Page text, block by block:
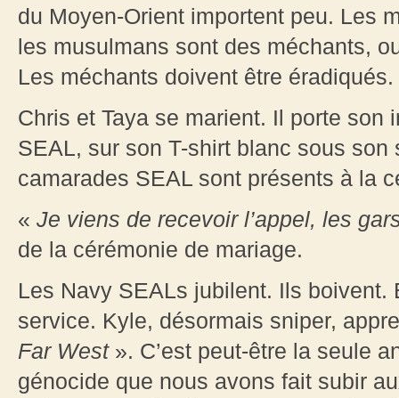
du Moyen-Orient importent peu. Les
les musulmans sont des méchants,
Les méchants doivent être éradiqués.
Chris et Taya se marient. Il porte son
SEAL, sur son T-shirt blanc sous
camarades SEAL sont présents à la
« Je viens de recevoir l’appel, les
de la cérémonie de mariage.
Les Navy SEALs jubilent. Ils
service. Kyle, désormais sniper,
Far West». C’est peut-être la seule
génocide que nous avons fait subir